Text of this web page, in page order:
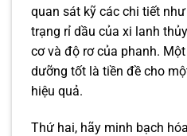
quan sát kỹ các chi tiết
trạng rỉ dầu của xi lanh
cơ và độ rơ của phanh.
dưỡng tốt là tiền đề cho
hiệu quả.
Thứ hai, hãy minh bạch